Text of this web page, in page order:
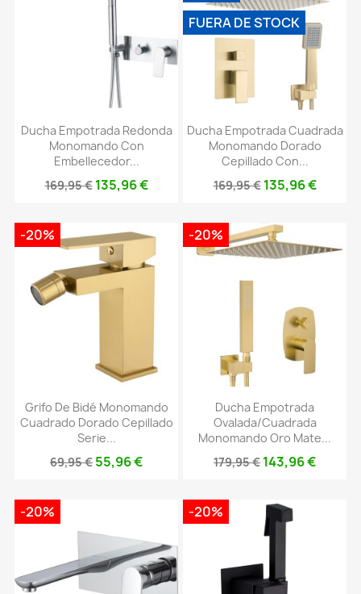
Ducha Empotrada Redonda
Monomando Con
Embellecedor...
169,95 € 135,96 €
Ducha Empotrada Cuadrada
Monomando Dorado
Cepillado Con...
169,95 € 135,96 €
FUERA DE STOCK
Grifo De Bidé Monomando
Cuadrado Dorado Cepillado
Serie...
69,95 € 55,96 €
-20%
Ducha Empotrada
Ovalada/cuadrada
Monomando Oro Mate...
179,95 € 143,96 €
-20%
-20% -20%